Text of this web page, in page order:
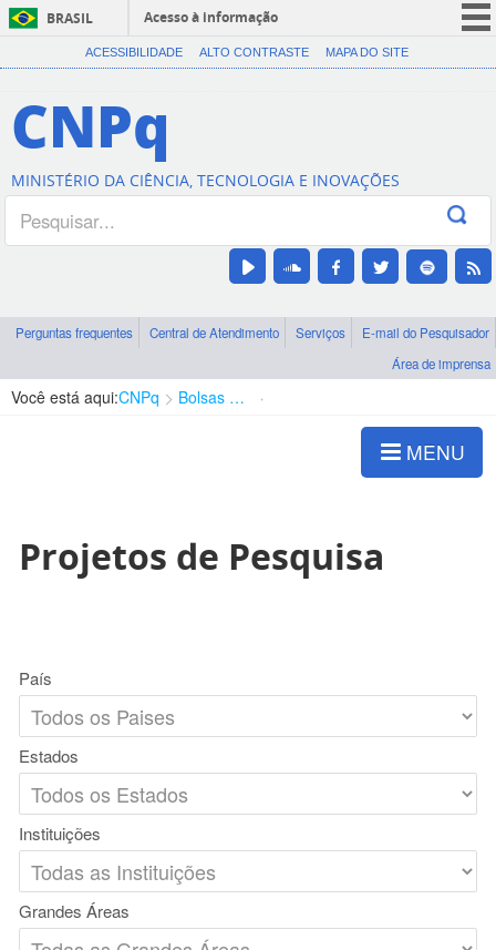
BRASIL
Acesso à informação
CORONAVÍRUS (COVID-19)
Canais
ACESSIBILIDADE ALTO CONTRASTE MAPA DO SITE
CNPq
MINISTÉRIO DA CIÊNCIA, TECNOLOGIA E INOVAÇÕES
Perguntas frequentes Central de Atendimento Serviços
E-mail do Pesquisador
Área de imprensa
Você está aqui:CNPq Bolsas e Auxílios Vigentes
MENU
Projetos de Pesquisa
País
Estados
Instituições
Grandes Áreas